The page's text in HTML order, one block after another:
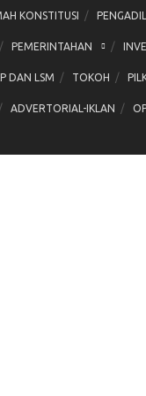
KONSTITUSI
PEMERINTAHAN
DAN LSM TOKOH
ADVERTORIAL-IKLAN